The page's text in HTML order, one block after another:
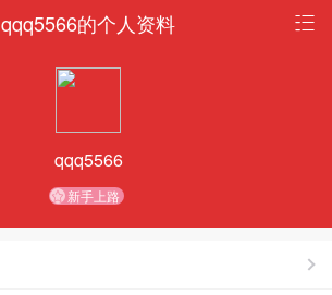
qqq5566的个人资料
qqq5566
新手上路